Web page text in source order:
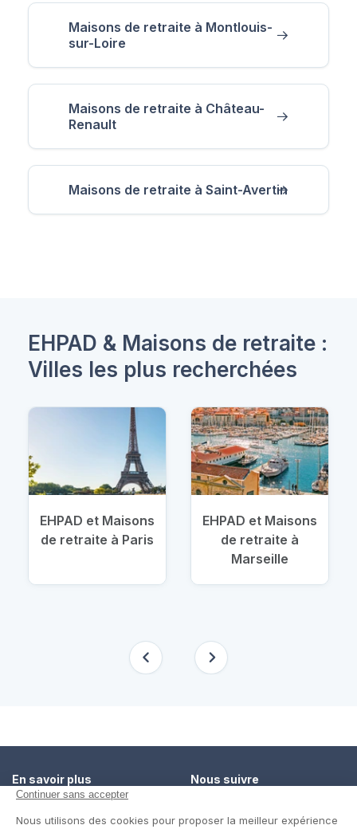
Maisons de retraite à Montlouis-
sur-Loire
Maisons de retraite à Château-
Renault
Maisons de retraite à Saint-Avertin
EHPAD & Maisons de retraite :
Villes les plus recherchées
EHPAD et Maisons
de retraite à Paris
EHPAD et Maisons
de retraite à
Marseille
En savoir plus
Un service de confiance
Nous suivre
Twitter